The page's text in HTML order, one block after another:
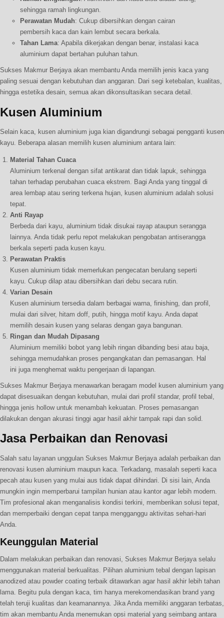
sehingga ramah lingkungan.
Perawatan Mudah: Cukup dibersihkan dengan cairan
pembersih kaca dan kain lembut secara berkala.
Tahan Lama: Apabila dikerjakan dengan benar, instalasi kaca
aluminium dapat bertahan puluhan tahun.
Sukses Makmur Berjaya akan membantu Anda memilih jenis kaca yang
paling sesuai dengan kebutuhan dan anggaran. Dari segi ketebalan, kualitas,
hingga estetika desain, semua akan dikonsultasikan secara detail.
Kusen Aluminium
Selain kaca, kusen aluminium juga kian digandrungi sebagai pengganti kusen
kayu. Beberapa alasan memilih kusen aluminium antara lain:
Material Tahan Cuaca
Aluminium terkenal dengan sifat antikarat dan tidak lapuk, sehingga
tahan terhadap perubahan cuaca ekstrem. Bagi Anda yang tinggal di
area lembap atau sering terkena hujan, kusen aluminium adalah solusi
tepat.
Anti Rayap
Berbeda dari kayu, aluminium tidak disukai rayap ataupun serangga
lainnya. Anda tidak perlu repot melakukan pengobatan antiserangga
berkala seperti pada kusen kayu.
Perawatan Praktis
Kusen aluminium tidak memerlukan pengecatan berulang seperti
kayu. Cukup dilap atau dibersihkan dari debu secara rutin.
Varian Desain
Kusen aluminium tersedia dalam berbagai warna, finishing, dan profil,
mulai dari silver, hitam doff, putih, hingga motif kayu. Anda dapat
memilih desain kusen yang selaras dengan gaya bangunan.
Ringan dan Mudah Dipasang
Aluminium memiliki bobot yang lebih ringan dibanding besi atau baja,
sehingga memudahkan proses pengangkatan dan pemasangan. Hal
ini juga menghemat waktu pengerjaan di lapangan.
Sukses Makmur Berjaya menawarkan beragam model kusen aluminium yang
dapat disesuaikan dengan kebutuhan, mulai dari profil standar, profil tebal,
hingga jenis hollow untuk menambah kekuatan. Proses pemasangan
dilakukan dengan akurasi tinggi agar hasil akhir tampak rapi dan solid.
Jasa Perbaikan dan Renovasi
Salah satu layanan unggulan Sukses Makmur Berjaya adalah perbaikan dan
renovasi kusen aluminium maupun kaca. Terkadang, masalah seperti kaca
pecah atau kusen yang mulai aus tidak dapat dihindari. Di sisi lain, Anda
mungkin ingin memperbarui tampilan hunian atau kantor agar lebih modern.
Tim profesional akan menganalisis kondisi terkini, memberikan solusi tepat,
dan memperbaiki dengan cepat tanpa mengganggu aktivitas sehari-hari
Anda.
Keunggulan Material
Dalam melakukan perbaikan dan renovasi, Sukses Makmur Berjaya selalu
menggunakan material berkualitas. Pilihan aluminium tebal dengan lapisan
anodized atau powder coating terbaik ditawarkan agar hasil akhir lebih tahan
lama. Begitu pula dengan kaca, tim hanya merekomendasikan brand yang
telah teruji kualitas dan keamanannya. Jika Anda memiliki anggaran terbatas,
tim akan membantu Anda menemukan opsi material yang seimbang antara